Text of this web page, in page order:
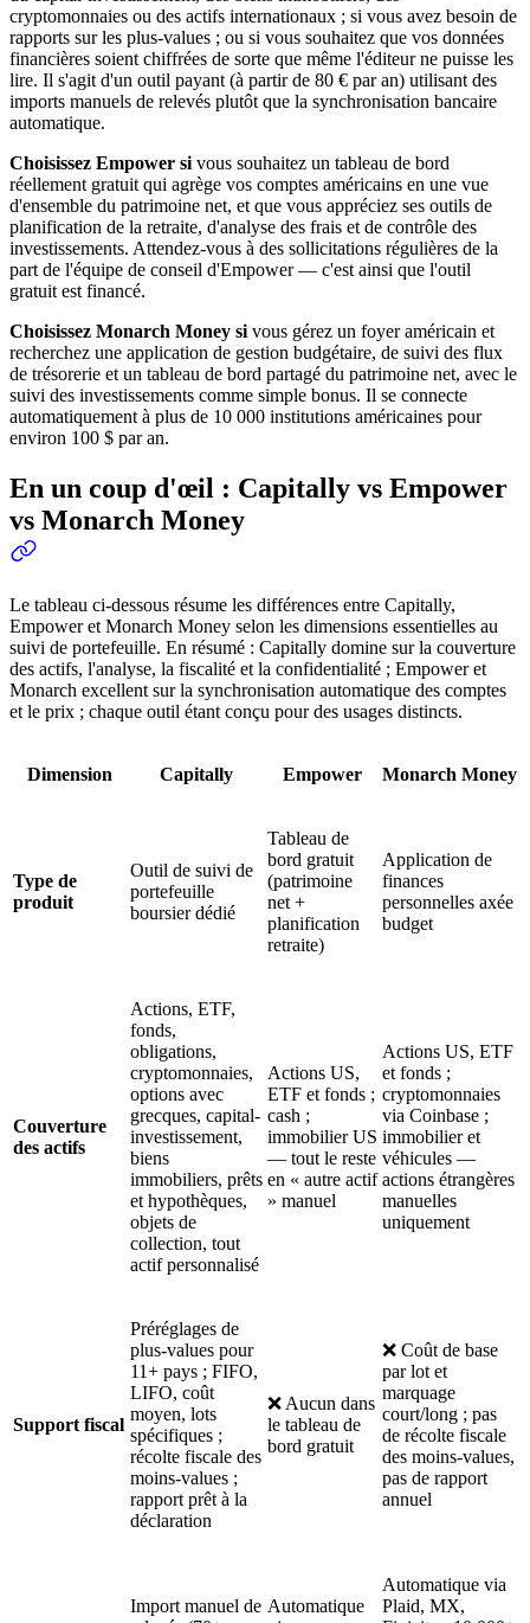
cryptomonnaies ou des actifs internationaux ; si vous avez besoin de
rapports sur les plus-values ; ou si vous souhaitez que vos données
financières soient chiffrées de sorte que même l'éditeur ne puisse les
lire. Il s'agit d'un outil payant (à partir de 80 € par an) utilisant des
imports manuels de relevés plutôt que la synchronisation bancaire
automatique.
Choisissez Empower si vous souhaitez un tableau de bord
réellement gratuit qui agrège vos comptes américains en une vue
d'ensemble du patrimoine net, et que vous appréciez ses outils de
planification de la retraite, d'analyse des frais et de contrôle des
investissements. Attendez-vous à des sollicitations régulières de la
part de l'équipe de conseil d'Empower — c'est ainsi que l'outil
gratuit est financé.
Choisissez Monarch Money si vous gérez un foyer américain et
recherchez une application de gestion budgétaire, de suivi des flux
de trésorerie et un tableau de bord partagé du patrimoine net, avec le
suivi des investissements comme simple bonus. Il se connecte
automatiquement à plus de 10 000 institutions américaines pour
environ 100 $ par an.
En un coup d'œil : Capitally vs Empower
vs Monarch Money
Le tableau ci-dessous résume les différences entre Capitally,
Empower et Monarch Money selon les dimensions essentielles au
suivi de portefeuille. En résumé : Capitally domine sur la couverture
des actifs, l'analyse, la fiscalité et la confidentialité ; Empower et
Monarch excellent sur la synchronisation automatique des comptes
et le prix ; chaque outil étant conçu pour des usages distincts.
Dimension Capitally Empower Monarch Money
Type de
produit
Outil de suivi de
portefeuille
boursier dédié
Tableau de
bord gratuit
(patrimoine
net +
planification
retraite)
Application de
finances
personnelles axée
budget
Couverture
des actifs
Actions, ETF,
fonds,
obligations,
cryptomonnaies,
options avec
grecques, capital-
investissement,
biens
immobiliers, prêts
et hypothèques,
objets de
collection, tout
actif personnalisé
Actions US,
ETF et fonds ;
cash ;
immobilier US
— tout le reste
en « autre actif
» manuel
Actions US, ETF
et fonds ;
cryptomonnaies
via Coinbase ;
immobilier et
véhicules —
actions étrangères
manuelles
uniquement
Support fiscal
Préréglages de
plus-values pour
11+ pays ; FIFO,
LIFO, coût
moyen, lots
spécifiques ;
récolte fiscale des
moins-values ;
rapport prêt à la
déclaration
❌ Aucun dans
le tableau de
bord gratuit
❌ Coût de base
par lot et
marquage
court/long ; pas
de récolte fiscale
des moins-values,
pas de rapport
annuel
Import manuel de Automatique
Automatique via
Plaid, MX,